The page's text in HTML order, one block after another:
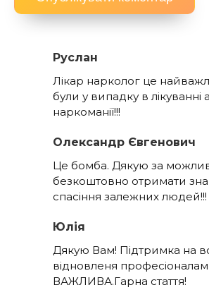
Руслан
Лікар нарколог це
були у випадку в лікуванні
наркоманії!!!
Олександр Євгенович
Це бомба. Дякую за
безкоштовно отримати
спасіння залежних людей!!!
Юлія
Дякую Вам! Підтримка на
відновленя
ВАЖЛИВА.Гарна стаття!